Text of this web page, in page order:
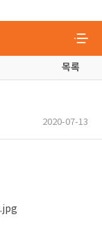
목록
2020-07-13